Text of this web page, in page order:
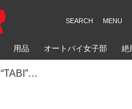
用品 オートバイ女子部 絶
いいもの「進化した“TABI”ソックスは、オフロードにさらに最適化」